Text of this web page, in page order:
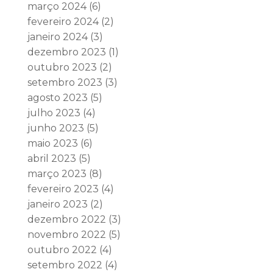
março 2024(6)
fevereiro 2024(2)
janeiro 2024(3)
dezembro 2023 (1)
outubro 2023 (2)
setembro 2023 (3)
agosto 2023 (5)
julho 2023 (4)
junho 2023 (5)
maio 2023 (6)
abril 2023 (5)
março 2023 (8)
fevereiro 2023 (4)
janeiro 2023 (2)
dezembro 2022 (3)
novembro 2022 (5)
outubro 2022 (4)
setembro 2022 (4)